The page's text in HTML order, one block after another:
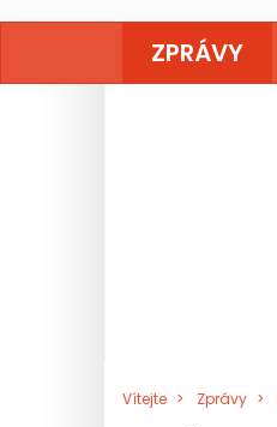
ZPRÁVY
Vítejte Zprávy